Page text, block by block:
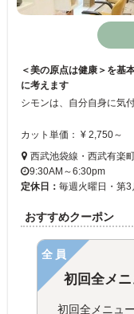
＜美の原点は健康＞を基
に考えます
カット単価： ¥ 2,750～
西武池袋線・西武有楽
9:30AM～6:30pm
定休日： 毎週火曜日・第3
おすすめクーポン
全員
初回全メ
初回全メニュ